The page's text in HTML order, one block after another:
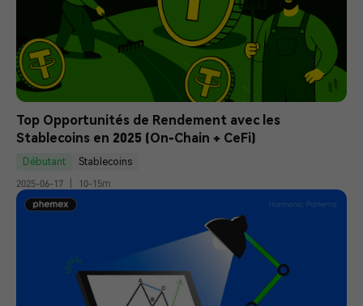
Top Opportunités de Rendement avec les
Stablecoins en 2025 (On-Chain + CeFi)
Débutant
Stablecoins
2025-06-17
10-15m